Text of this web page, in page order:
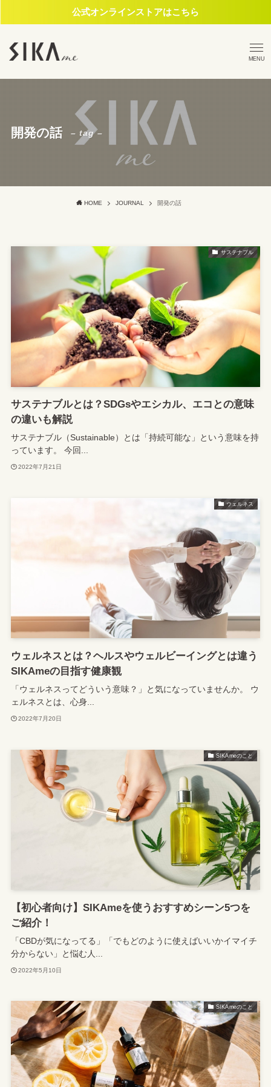
公式オンラインストアはこちら
MENU
開発の話 – tag –
HOME JOURNAL 開発の話
サステナブル
サステナブルとは？SDGsやエシカル、エコとの意味
の違いも解説
サステナブル（Sustainable）とは「持続可能な」という意味を持
っています。 今回...
2022年7月21日
ウェルネス
ウェルネスとは？ヘルスやウェルビーイングとは違う
SIKAmeの目指す健康観
「ウェルネスってどういう意味？」と気になっていませんか。 ウ
ェルネスとは、心身...
2022年7月20日
SIKAmeのこと
【初心者向け】SIKAmeを使うおすすめシーン5つを
ご紹介！
「CBDが気になってる」「でもどのように使えばいいかイマイチ
分からない」と悩む人...
2022年5月10日
SIKAmeのこと